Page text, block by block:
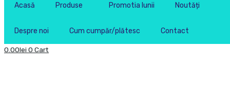
Acasă Produse Promotia lunii Noutăți
Despre noi Cum cumpăr/plătesc Contact
0.00lei 0 Cart